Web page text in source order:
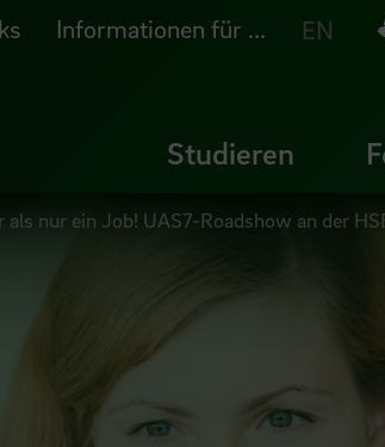
Informationen für ... EN
Studieren
nur ein Job! UAS7-Roadshow an der